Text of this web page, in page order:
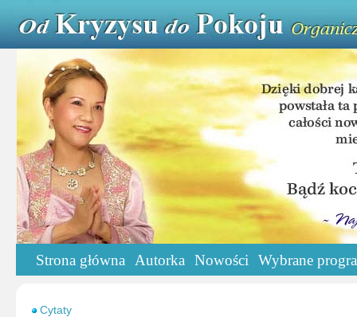
Strona główna Autorka Nowości Wybrane
Cytaty